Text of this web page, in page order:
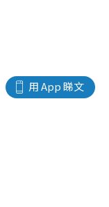
用 App 睇文